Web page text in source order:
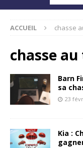
ACCUEIL chasse
chasse
Barn
sa
23
Kia :